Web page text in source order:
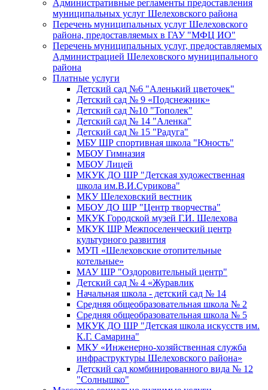
Административные регламенты предоставления
муниципальных услуг Шелеховского района
Перечень муниципальных услуг Шелеховского
района, предоставляемых в ГАУ "МФЦ ИО"
Перечень муниципальных услуг, предоставляемых
Администрацией Шелеховского муниципального
района
Платные услуги
Детский сад №6 "Аленький цветочек"
Детский сад № 9 «Подснежник»
Детский сад №10 "Тополек"
Детский сад № 14 "Аленка"
Детский сад № 15 "Радуга"
МБУ ШР спортивная школа "Юность"
МБОУ Гимназия
МБОУ Лицей
МКУК ДО ШР "Детская художественная
школа им.В.И.Сурикова"
МКУ Шелеховский вестник
МБОУ ДО ШР "Центр творчества"
МКУК Городской музей Г.И. Шелехова
МКУК ШР Межпоселенческий центр
культурного развития
МУП «Шелеховские отопительные
котельные»
МАУ ШР "Оздоровительный центр"
Детский сад № 4 «Журавлик
Начальная школа - детский сад № 14
Средняя общеобразовательная школа № 2
Средняя общеобразовательная школа № 5
МКУК ДО ШР "Детская школа искусств им.
К.Г. Самарина"
МКУ «Инженерно-хозяйственная служба
инфраструктуры Шелеховского района»
Детский сад комбинированного вида № 12
"Солнышко"